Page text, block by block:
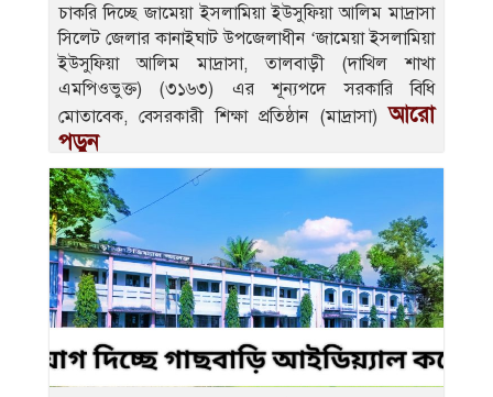
চাকরি দিচ্ছে জামেয়া ইসলামিয়া ইউসুফিয়া আলিম মাদ্রাসা
সিলেট জেলার কানাইঘাট উপজেলাধীন ‘জামেয়া ইসলামিয়া
ইউসুফিয়া আলিম মাদ্রাসা, তালবাড়ী (দাখিল শাখা
এমপিওভুক্ত) (৩১৬৩) এর শূন্যপদে সরকারি বিধি
মোতাবেক, বেসরকারী শিক্ষা প্রতিষ্ঠান (মাদ্রাসা)আরো
পড়ুন